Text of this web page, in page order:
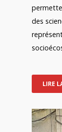
des
LIRE